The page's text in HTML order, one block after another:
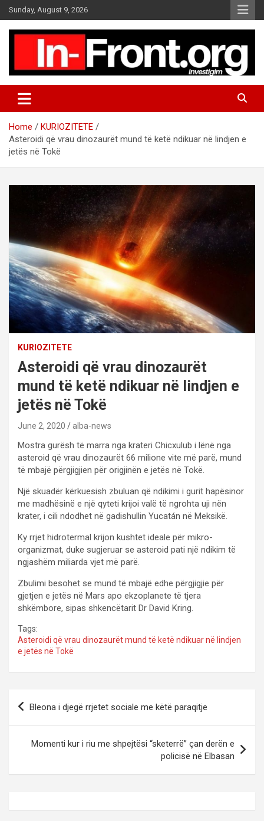
k
Sunday, August 9, 2026
Home
KURIOZITETE
Asteroidi që vrau dinozaurët mund të ketë ndikuar në lindjen e
jetës në Tokë
KURIOZITETE
Asteroidi që vrau dinozaurët
mund të ketë ndikuar në lindjen e
jetës në Tokë
June 2, 2020 alba-news
Mostra gurësh të marra nga krateri Chicxulub i lënë nga
asteroid që vrau dinozaurët 66 milione vite më parë, mund
të mbajë përgjigjien për origjinën e jetës në Tokë.
Një skuadër kërkuesish zbuluan që ndikimi i gurit hapësinor
me madhësinë e një qyteti krijoi valë të ngrohta uji nën
krater, i cili ndodhet në gadishullin Yucatán në Meksikë.
Ky rrjet hidrotermal krijon kushtet ideale për mikro-
organizmat, duke sugjeruar se asteroid pati një ndikim të
ngjashëm miliarda vjet më parë.
Zbulimi besohet se mund të mbajë edhe përgjigjie për
gjetjen e jetës në Mars apo ekzoplanete të tjera
shkëmbore, sipas shkencëtarit Dr David Kring.
Tags:
Asteroidi që vrau dinozaurët mund të ketë ndikuar në lindjen
e jetës në Tokë
n
v
Bleona i djegë rrjetet sociale me këtë paraqitje
Momenti kur i riu me shpejtësi “sketerrë” çan derën e
policisë në Elbasan